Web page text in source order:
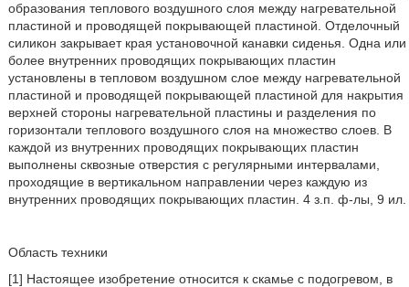
образования теплового воздушного слоя между нагревательной
пластиной и проводящей покрывающей пластиной. Отделочный
силикон закрывает края установочной канавки сиденья. Одна или
более внутренних проводящих покрывающих пластин
установлены в тепловом воздушном слое между нагревательной
пластиной и проводящей покрывающей пластиной для накрытия
верхней стороны нагревательной пластины и разделения по
горизонтали теплового воздушного слоя на множество слоев. В
каждой из внутренних проводящих покрывающих пластин
выполнены сквозные отверстия с регулярными интервалами,
проходящие в вертикальном направлении через каждую из
внутренних проводящих покрывающих пластин. 4 з.п. ф-лы, 9 ил.
Область техники
[1] Настоящее изобретение относится к скамье с подогревом, в